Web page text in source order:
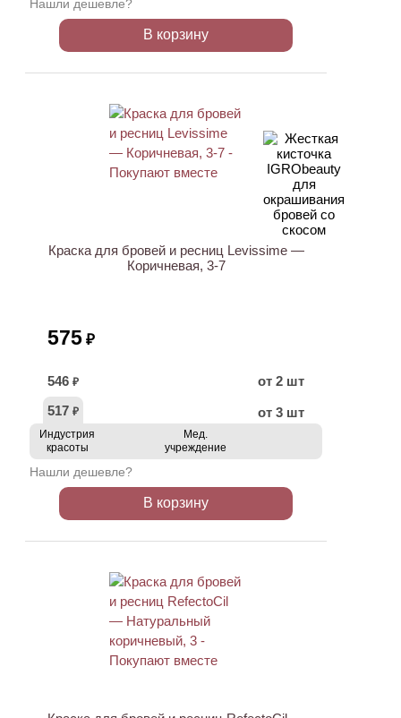
Нашли дешевле?
В корзину
Краска для бровей и ресниц Levissime —
Коричневая, 3-7
575 ₽
546 ₽
от 2 шт
517 ₽ от 3 шт
Индустрия
красоты
Мед.
учреждение
Нашли дешевле?
В корзину